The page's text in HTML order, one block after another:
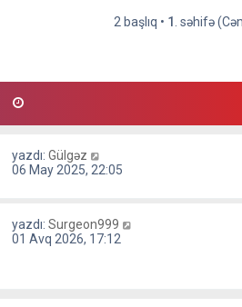
2 başlıq • 1 . səhifə
yazdı:Gülgəz
06 May 2025, 22:05
yazdı:Surgeon999
01 Avq 2026, 17:12